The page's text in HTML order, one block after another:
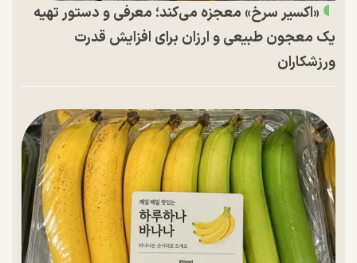
«اکسیر سرخ» معجزه می‌کند؛ معرفی و دستور تهیه
یک معجون طبیعی و ارزان برای افزایش قدرت
ورزشکاران